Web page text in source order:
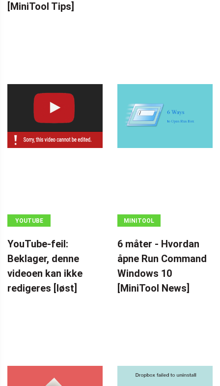
[MiniTool Tips]
YOUTUBE
YouTube-feil:
Beklager, denne
videoen kan ikke
redigeres [løst]
MINITOOL
6 måter - Hvordan
åpne Run Command
Windows 10
[MiniTool News]